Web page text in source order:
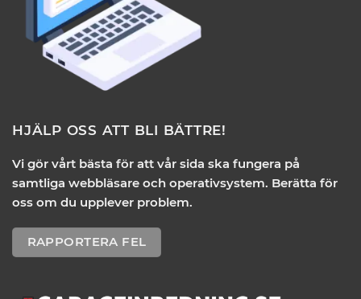
HJÄLP OSS ATT BLI BÄTTRE!
Vi gör vårt bästa för att vår sida ska fungera på
samtliga webbläsare och operativsystem. Berätta för
oss om du upplever problem.
RAPPORTERA FEL